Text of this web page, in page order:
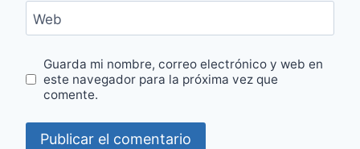
Web
Guarda mi nombre, correo electrónico y web en
este navegador para la próxima vez que
comente.